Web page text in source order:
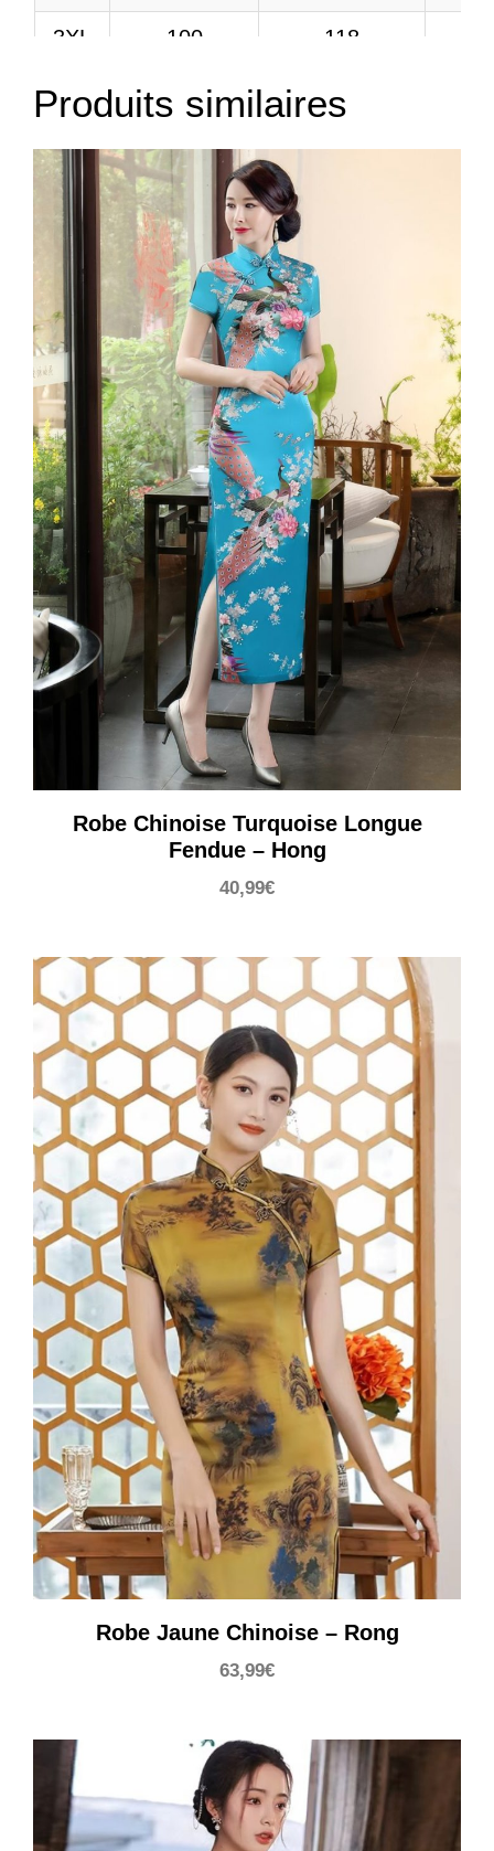
3XL 100 118
Produits similaires
Robe Chinoise Turquoise Longue
Fendue – Hong
40,99€
Robe Jaune Chinoise – Rong
63,99€